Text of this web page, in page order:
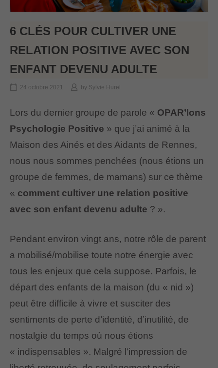
6 CLÉS POUR CULTIVER UNE
RELATION POSITIVE AVEC SON
ENFANT DEVENU ADULTE
24 octobre 2021 by Sylvie Hurel
Lors du dernier groupe de parole « OPAR’lons
Psychologie Positive » que j’ai animé à la
Maison des Ainés et des Aidants de Rennes,
nous nous sommes penchées (nous étions un
groupe de femmes, de mamans) sur ce thème
« comment cultiver une relation positive
avec son enfant devenu adulte ? ».
Pendant environ vingt ans, notre rôle de parent
a mobilisé/mobilise toute notre énergie avec
tous les enjeux que cela suppose. Parfois, le
départ des enfants de la maison (du « nid »)
peut être difficile à vivre et susciter des
sentiments de perte d’identité, d’inutilité, de
nostalgie du temps où nous étions
« indispensables ». Malgré l’impression de